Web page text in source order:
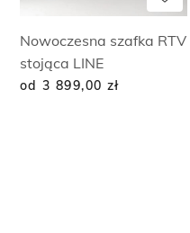
Nowoczesna szafka RTV
stojąca LINE
od 3 899,00 zł